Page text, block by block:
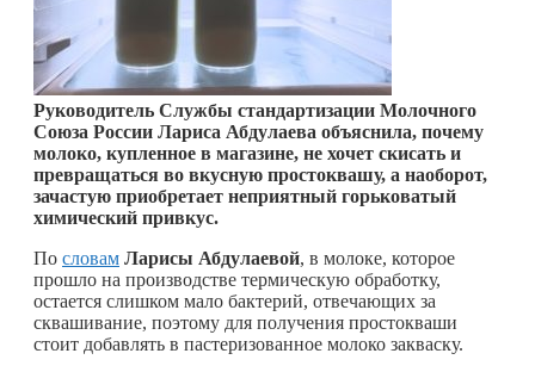
Руководитель Службы стандартизации Молочного
Союза России Лариса Абдулаева объяснила, почему
молоко, купленное в магазине, не хочет скисать и
превращаться во вкусную простоквашу, а наоборот,
зачастую приобретает неприятный горьковатый
химический привкус.
По словам Ларисы Абдулаевой, в молоке, которое
прошло на производстве термическую обработку,
остается слишком мало бактерий, отвечающих за
сквашивание, поэтому для получения простокваши
стоит добавлять в пастеризованное молоко закваску.